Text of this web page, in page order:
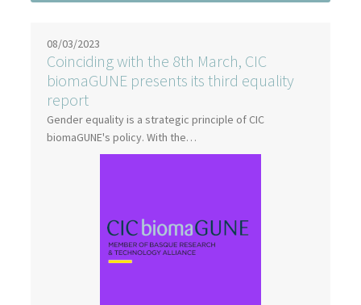
08/03/2023
Coinciding with the 8th March, CIC
biomaGUNE presents its third equality
report
Gender equality is a strategic principle of CIC
biomaGUNE's policy. With the…